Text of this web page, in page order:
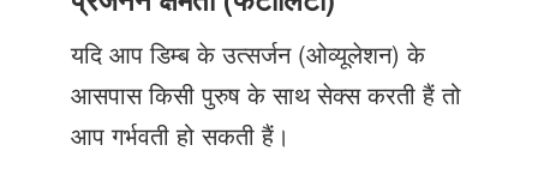
Just Poocho
संपर्क करें
यदि आप डिम्ब के उत्सर्जन (ओव्यूलेशन) के
आसपास किसी पुरुष के साथ सेक्स करती हैं तो
आप गर्भवती हो सकती हैं।